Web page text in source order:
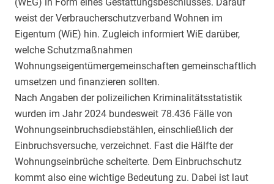
weist der Verbraucherschutzverband Wohnen im
Eigentum (WiE) hin. Zugleich informiert WiE darüber,
welche Schutzmaßnahmen
Wohnungseigentümergemeinschaften gemeinschaftlich
umsetzen und finanzieren sollten.
Nach Angaben der polizeilichen Kriminalitätsstatistik
wurden im Jahr 2024 bundesweit 78.436 Fälle von
Wohnungseinbruchsdiebstählen, einschließlich der
Einbruchsversuche, verzeichnet. Fast die Hälfte der
Wohnungseinbrüche scheiterte. Dem Einbruchschutz
kommt also eine wichtige Bedeutung zu. Dabei ist laut